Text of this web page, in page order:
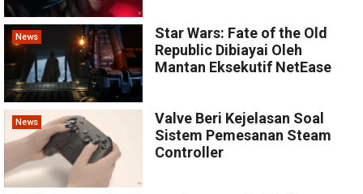
News
Star Wars: Fate of the Old
Republic Dibiayai Oleh
Mantan Eksekutif NetEase
News
Valve Beri Kejelasan Soal
Sistem Pemesanan Steam
Controller